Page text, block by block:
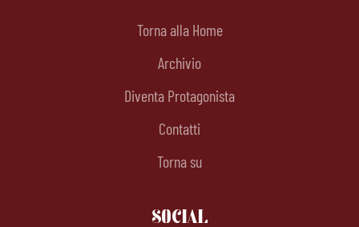
Torna alla Home
Archivio
Diventa Protagonista
Contatti
Torna su
SOCIAL